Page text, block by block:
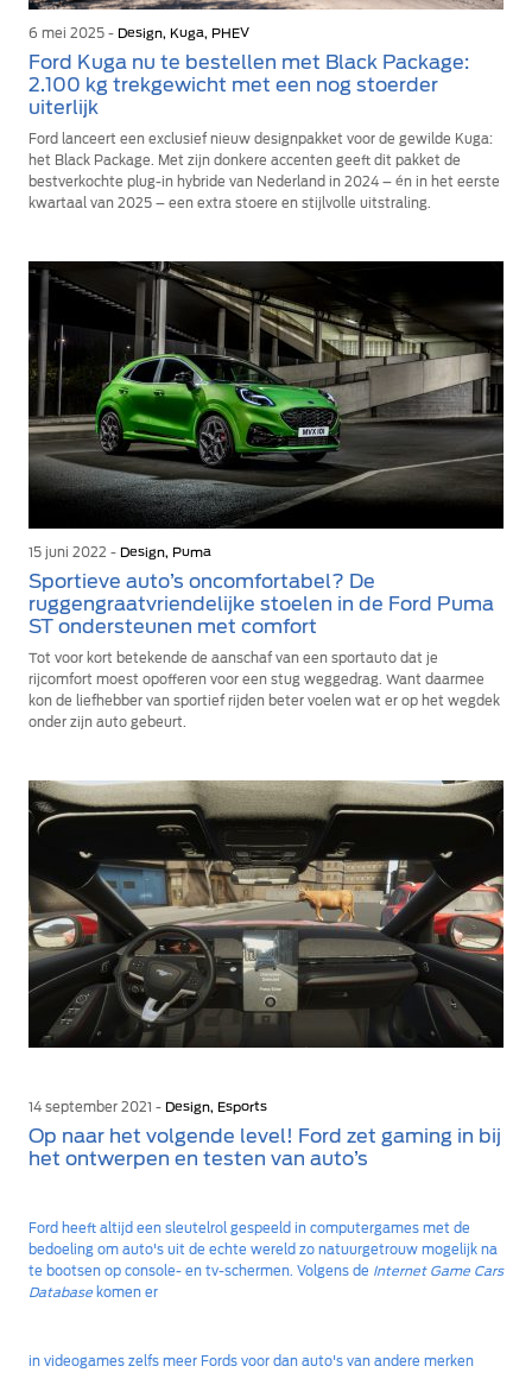
6 mei 2025 - Design, Kuga, PHEV
Ford Kuga nu te bestellen met Black Package:
2.100 kg trekgewicht met een nog stoerder
uiterlijk
Ford lanceert een exclusief nieuw designpakket voor de gewilde Kuga:
het Black Package. Met zijn donkere accenten geeft dit pakket de
bestverkochte plug-in hybride van Nederland in 2024 – én in het eerste
kwartaal van 2025 – een extra stoere en stijlvolle uitstraling.
15 juni 2022 - Design, Puma
Sportieve auto’s oncomfortabel? De
ruggengraatvriendelijke stoelen in de Ford Puma
ST ondersteunen met comfort
Tot voor kort betekende de aanschaf van een sportauto dat je
rijcomfort moest opofferen voor een stug weggedrag. Want daarmee
kon de liefhebber van sportief rijden beter voelen wat er op het wegdek
onder zijn auto gebeurt.
14 september 2021 - Design, Esports
Op naar het volgende level! Ford zet gaming in bij
het ontwerpen en testen van auto’s
Ford heeft altijd een sleutelrol gespeeld in computergames met de
bedoeling om auto's uit de echte wereld zo natuurgetrouw mogelijk na
te bootsen op console- en tv-schermen. Volgens de Internet Game Cars
Database komen er
in videogames zelfs meer Fords voor dan auto's van andere merken